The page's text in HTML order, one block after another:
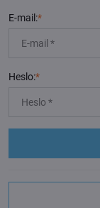
E-mail:*
Heslo:*